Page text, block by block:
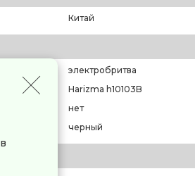
Китай
электробритва
Harizma h10103B
нет
черный